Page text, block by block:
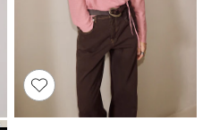
All Newborn Clothing
Vests
Sleepsuits
Rompersuits
Socks
Newborn Accessories
All Footwear